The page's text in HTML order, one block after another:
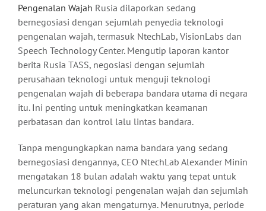
Pengenalan Wajah Rusia dilaporkan sedang
bernegosiasi dengan sejumlah penyedia teknologi
pengenalan wajah, termasuk NtechLab, VisionLabs dan
Speech Technology Center. Mengutip laporan kantor
berita Rusia TASS, negosiasi dengan sejumlah
perusahaan teknologi untuk menguji teknologi
pengenalan wajah di beberapa bandara utama di negara
itu. Ini penting untuk meningkatkan keamanan
perbatasan dan kontrol lalu lintas bandara.
Tanpa mengungkapkan nama bandara yang sedang
bernegosiasi dengannya, CEO NtechLab Alexander Minin
mengatakan 18 bulan adalah waktu yang tepat untuk
meluncurkan teknologi pengenalan wajah dan sejumlah
peraturan yang akan mengaturnya. Menurutnya, periode